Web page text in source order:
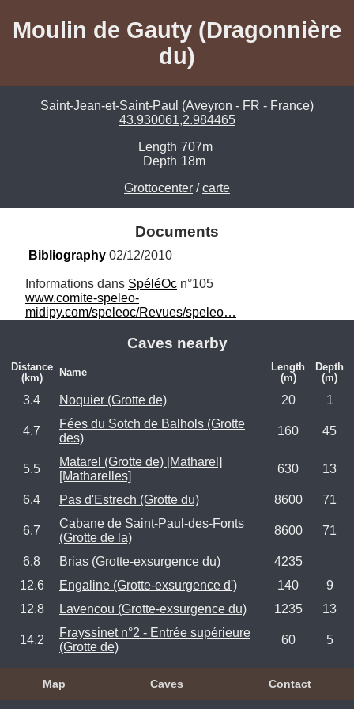
Moulin de Gauty (Dragonnière
du)
Saint-Jean-et-Saint-Paul (Aveyron - FR - France)
43.930061,2.984465
Length 707m
Depth 18m
Grottocenter /carte
Documents
Bibliography 02/12/2010
Informations dans SpéléOc
www.comite-speleo-
midipy.com/speleoc/Revues/speleo…
Caves nearby
Distance
(km)
Name
Length
(m)
Depth
(m)
3.4 Noquier (Grotte de) 20 1
4.7
Fées du Sotch de Balhols (Grotte
des)
160 45
5.5
Matarel (Grotte de) [Matharel]
[Matharelles]
630 13
6.4 Pas d'Estrech (Grotte du) 8600 71
6.7
Cabane de Saint-Paul-des-Fonts
(Grotte de la)
8600 71
6.8 Brias (Grotte-exsurgence du)
4235
12.6
Engaline (Grotte-exsurgence d') 140
9
12.8
Lavencou (Grotte-exsurgence du) 1235 13
14.2
Frayssinet n°2 - Entrée supérieure
(Grotte de)
60 5
Map Caves Contact